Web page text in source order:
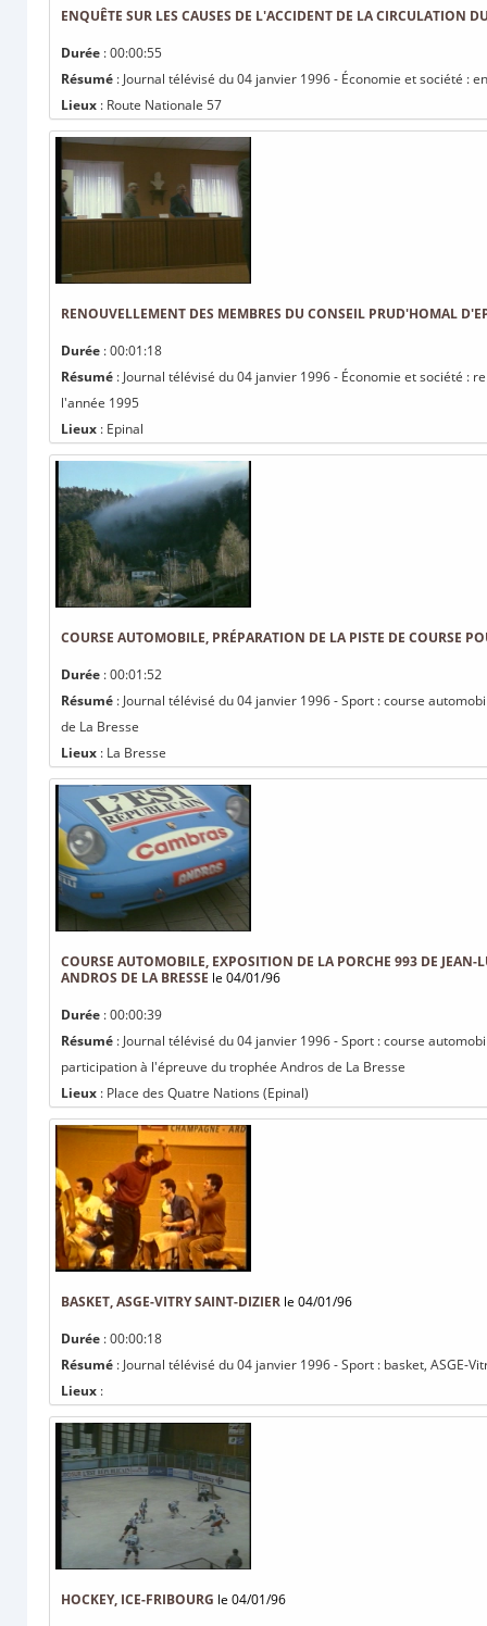
ENQUÊTE SUR LES CAUSES DE L'ACCIDENT DE LA CIRCULATION
Durée : 00:00:55
Résumé : Journal télévisé du 04 janvier 1996 - Économie et société :
Lieux : Route Nationale 57
RENOUVELLEMENT DES MEMBRES DU CONSEIL PRUD'HOMAL
Durée : 00:01:18
Résumé : Journal télévisé du 04 janvier 1996 - Économie et société :
l'année 1995
Lieux : Epinal
COURSE AUTOMOBILE, PRÉPARATION DE LA PISTE DE COURSE
Durée : 00:01:52
Résumé : Journal télévisé du 04 janvier 1996 - Sport : course
de La Bresse
Lieux : La Bresse
COURSE AUTOMOBILE, EXPOSITION DE LA PORCHE 993 DE
ANDROS DE LA BRESSE le 04/01/96
Durée : 00:00:39
Résumé : Journal télévisé du 04 janvier 1996 - Sport : course
participation à l'épreuve du trophée Andros de La Bresse
Lieux : Place des Quatre Nations (Epinal)
BASKET, ASGE-VITRY SAINT-DIZIER le 04/01/96
Durée : 00:00:18
Résumé : Journal télévisé du 04 janvier 1996 - Sport : basket, ASGE-
Lieux :
HOCKEY, ICE-FRIBOURG le 04/01/96